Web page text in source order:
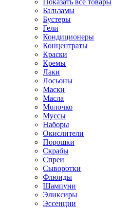
Показать все товары
Бальзамы
Бустеры
Гели
Кондиционеры
Концентраты
Краски
Кремы
Лаки
Лосьоны
Маски
Масла
Молочко
Муссы
Наборы
Окислители
Порошки
Скрабы
Спреи
Сыворотки
Флюиды
Шампуни
Эликсиры
Эссенции